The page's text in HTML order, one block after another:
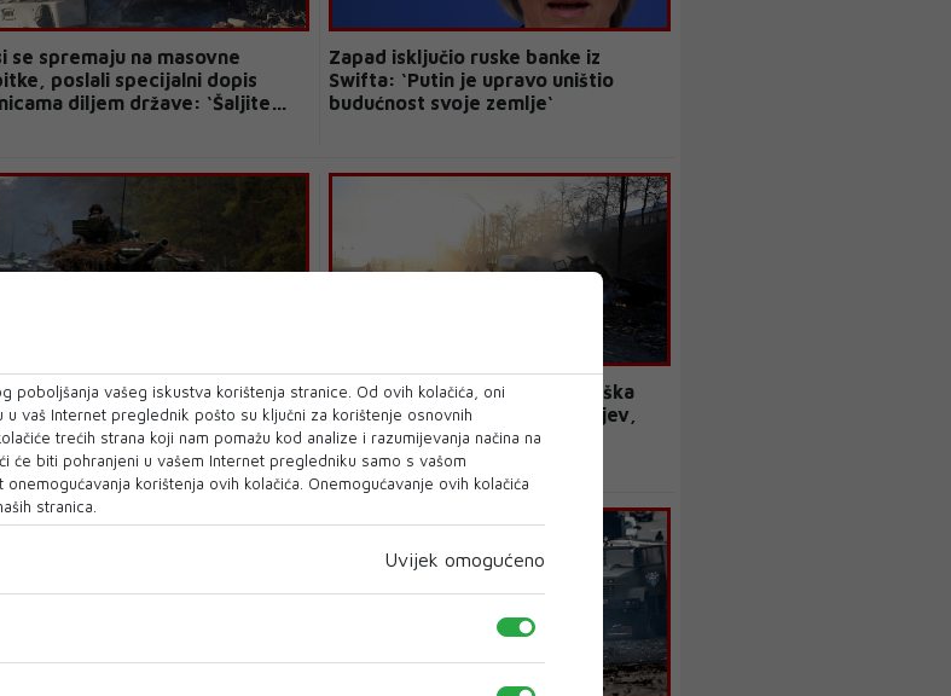
se spremaju na masovne
poslali specijalni dopis
diljem države: ‘Šaljite
Zapad isključio ruske banke iz
Swifta: ‘Putin je upravo uništio
budućnost svoje zemlje‘
su ostali šokirani otporom
Kijeva, ali glavne adute
nisu ispucali
Pred Ukrajincima još jedna teška
noć, kreću zračni napadi na Kijev,
pogođena i dječja bolnica
poboljšanja vašeg iskustva korištenja stranice. Od ovih kolačića, oni
vaš Internet preglednik pošto su ključni za korištenje osnovnih
trećih strana koji nam pomažu kod analize i razumijevanja načina na
će biti pohranjeni u vašem Internet pregledniku samo s vašom
korištenja ovih kolačića. Onemogućavanje ovih kolačića
stranica.
Uvijek omogućeno